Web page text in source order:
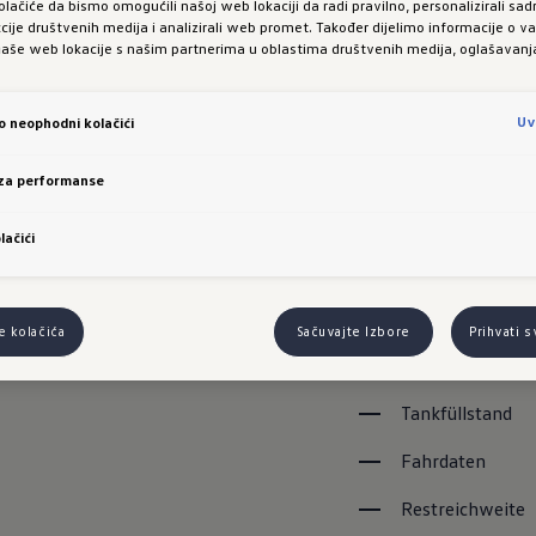
alle unterstützten Marken und Modelle findest du
Bleibe mit Fleet
digital und
Management von
Live Position
Wartungsdaten
Tankfüllstand
Fahrdaten
Restreichweite
da bismo omogućili našoj web lokaciji da radi pravilno, personalizirali
društvenih medija i analizirali web promet. Također dijelimo informacije o
web lokacije s našim partnerima u oblastima društvenih medija,
neophodni kolačići
performanse
kolačića Sačuvajte Izbore Prihvati